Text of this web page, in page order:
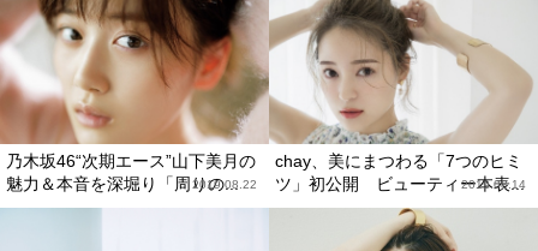
乃木坂46“次期エース”山下美月の
魅力＆本音を深堀り「周りの...
2019.08.22
chay、美にまつわる「7つのヒミ
ツ」初公開 ビューティー本表...
2019.08.14